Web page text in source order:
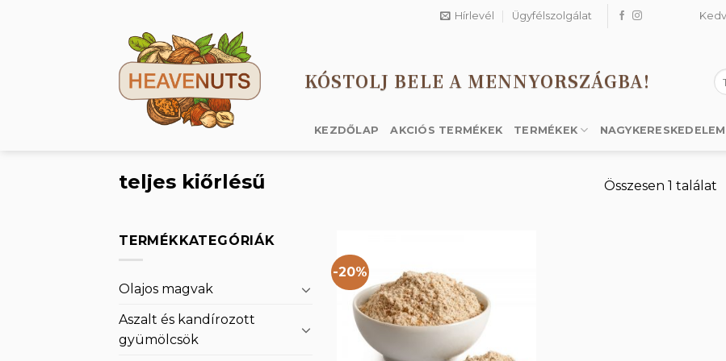
Hírlevél Ügyfélszolgálat
KÓSTOLJ BELE A MENNYORSZÁGBA!
a
KEZDŐLAP AKCIÓS TERMÉKEK TERMÉKEK NAGYKERESKEDELEM
teljes kiőrlésű Összesen 1 találat
TERMÉKKATEGÓRIÁK
Olajos magvak
Aszalt és kandírozott
gyümölcsök
-20%
Kedvencekhez